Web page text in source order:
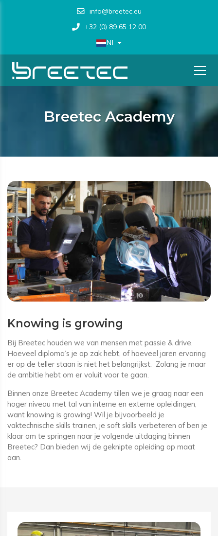
info@breetec.eu
+32 (0) 89 65 12 00
NL
Breetec Academy
Knowing is growing
Bij Breetec houden we van mensen met passie & drive.
Hoeveel diploma’s je op zak hebt, of hoeveel jaren ervaring
er op de teller staan is niet het belangrijkst. Zolang je maar
de ambitie hebt om er voluit voor te gaan.
Binnen onze Breetec Academy tillen we je graag naar een
hoger niveau met tal van interne en externe opleidingen,
want knowing is growing! Wil je bijvoorbeeld je
vaktechnische skills trainen, je soft skills verbeteren of ben je
klaar om te springen naar je volgende uitdaging binnen
Breetec? Dan bieden wij de geknipte opleiding op maat
aan.